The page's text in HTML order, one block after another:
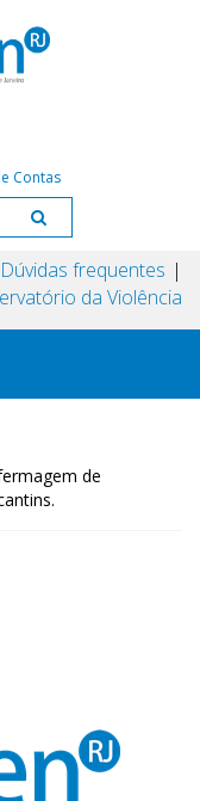
Contas
Dúvidas frequentes
da Violência
de